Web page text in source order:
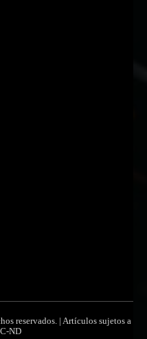
reservados. | Artículos sujetos a
ND